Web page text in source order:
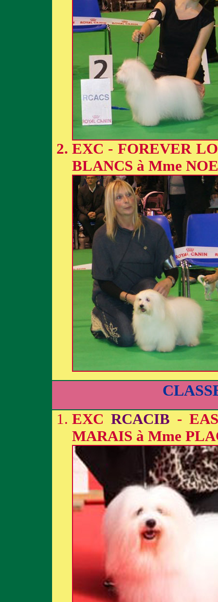
EXC - FOREVER
BLANCS à Mme
EXC RCACIB -
MARAIS à Mme